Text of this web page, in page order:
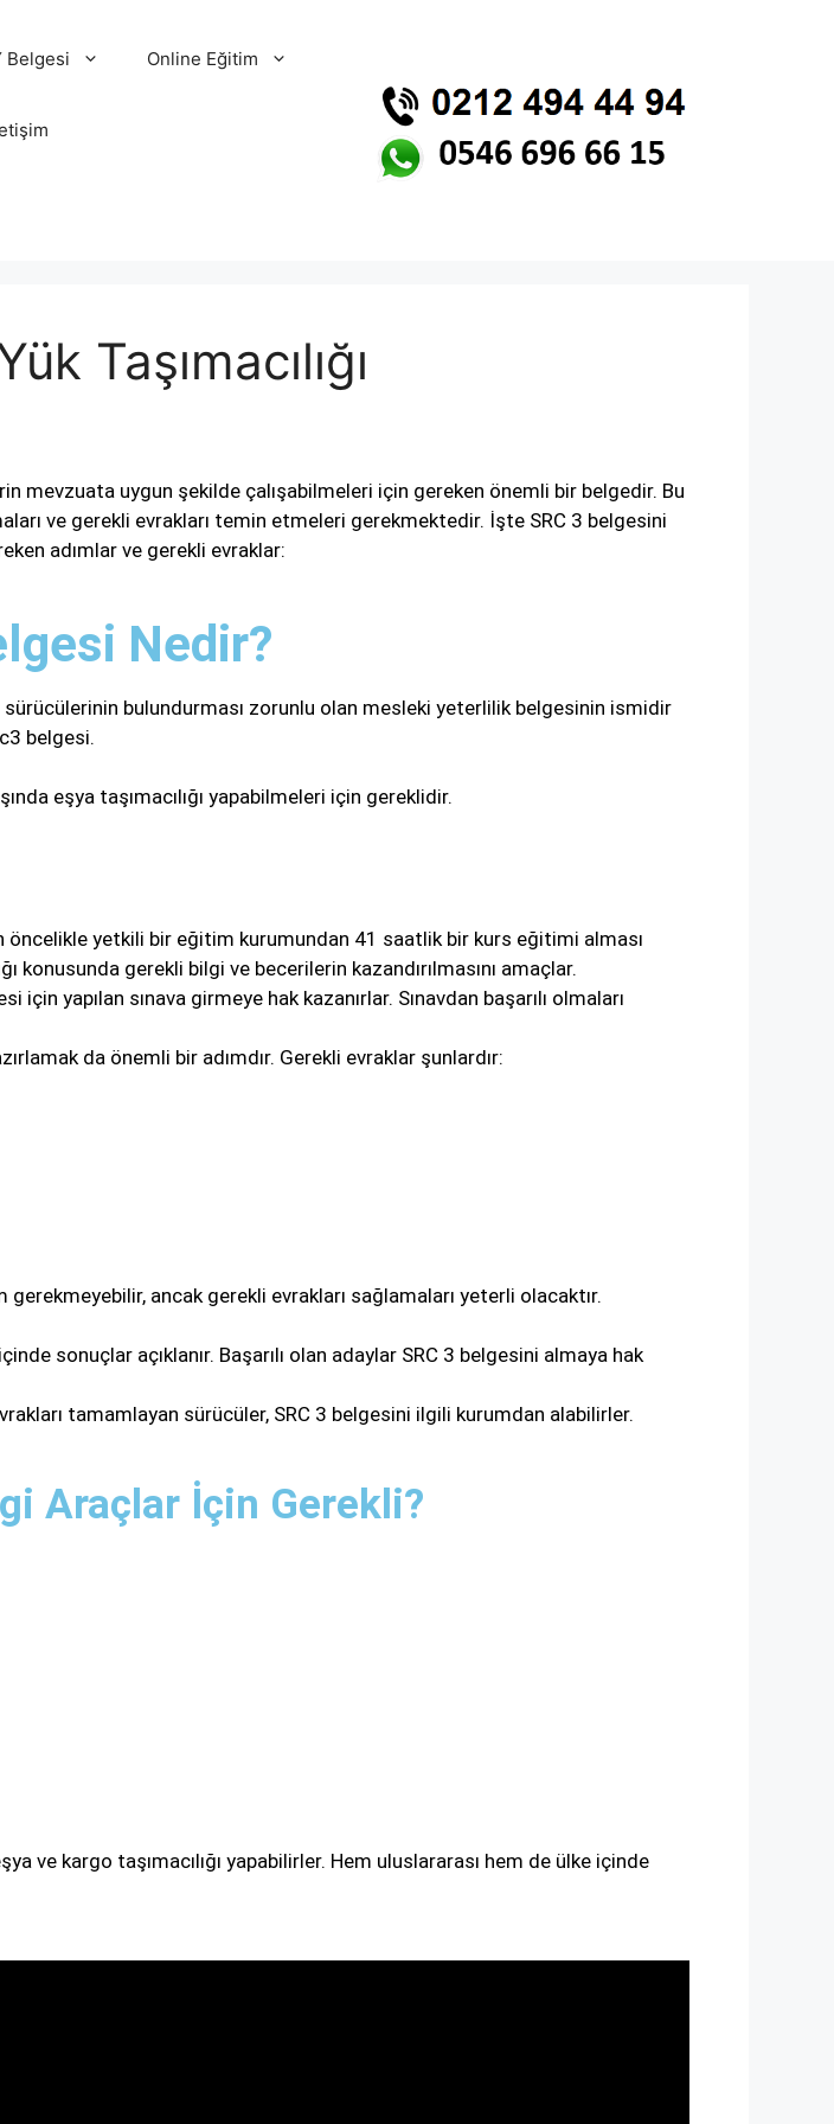
Belgesi Online Eğitim
Taşımacılığı
mevzuata uygun şekilde çalışabilmeleri için gereken önemli bir belgedir. Bu
ve gerekli evrakları temin etmeleri gerekmektedir. İşte SRC 3 belgesini
adımlar ve gerekli evraklar:
Nedir?
sürücülerinin bulundurması zorunlu olan mesleki yeterlilik belgesinin ismidir
belgesi.
eşya taşımacılığı yapabilmeleri için gereklidir.
öncelikle yetkili bir eğitim kurumundan 41 saatlik bir kurs eğitimi alması
konusunda gerekli bilgi ve becerilerin kazandırılmasını amaçlar.
yapılan sınava girmeye hak kazanırlar. Sınavdan başarılı olmaları
da önemli bir adımdır. Gerekli evraklar şunlardır:
ancak gerekli evrakları sağlamaları yeterli olacaktır.
sonuçlar açıklanır. Başarılı olan adaylar SRC 3 belgesini almaya hak
tamamlayan sürücüler, SRC 3 belgesini ilgili kurumdan alabilirler.
Araçlar İçin Gerekli?
ve kargo taşımacılığı yapabilirler. Hem uluslararası hem de ülke içinde